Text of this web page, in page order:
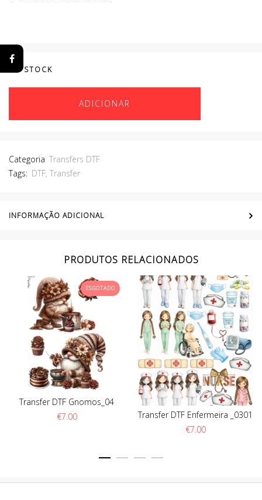
EM STOCK
ADICIONAR
Categoria Transfers DTF
Tags: DTF, Transfer
INFORMAÇÃO ADICIONAL
PRODUTOS RELACIONADOS
ESGOTADO
Transfer DTF Gnomos_04
€7.00
Transfer DTF Enfermeira _0301
€7.00